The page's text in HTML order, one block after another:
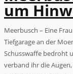
um
Meerbusch – Eine
Tiefgarage an der
Schusswaffe bedroht
verband ihr die